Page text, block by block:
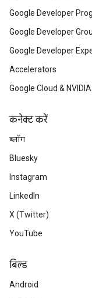
Google Developer
Google Developer
Google Developer
Accelerators
Google Cloud & NVIDIA
कनेक्ट करें
ब्लॉग
Bluesky
Instagram
LinkedIn
X (Twitter)
YouTube
बिल्ड
Android